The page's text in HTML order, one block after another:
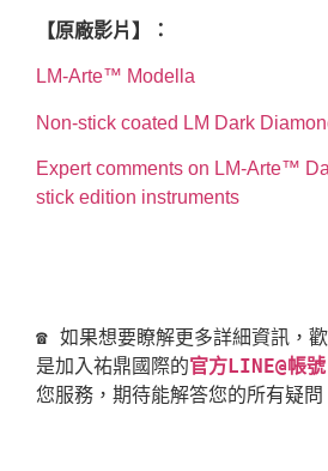
【原廠影片】：
LM-Arte™ Modella
Non-stick coated LM Dark
Expert comments on LM-Arte™
stick edition instruments
☎ 如果想要瞭解更多詳細資訊，
是加入祐鼎國際的官方LINE@帳號